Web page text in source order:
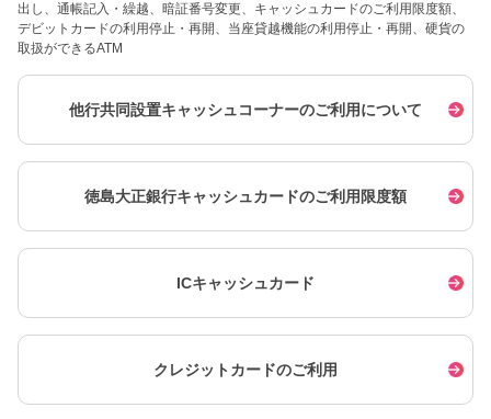
出し、通帳記入・繰越、暗証番号変更、キャッシュカードのご利用限度額、
デビットカードの利用停止・再開、当座貸越機能の利用停止・再開、硬貨の
取扱ができるATM
他行共同設置キャッシュコーナーのご利用について
徳島大正銀行キャッシュカードのご利用限度額
ICキャッシュカード
クレジットカードのご利用